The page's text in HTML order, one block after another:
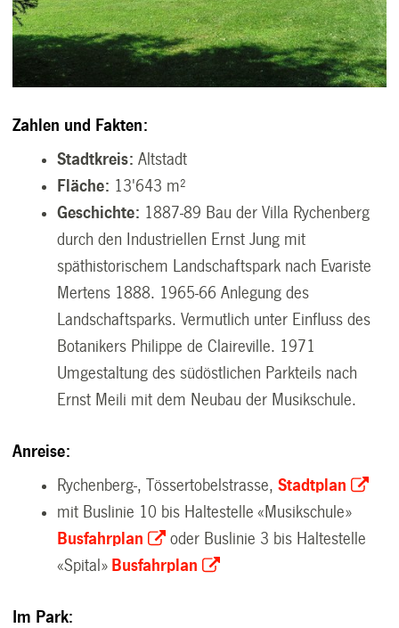
Zahlen und Fakten:
Stadtkreis: Altstadt
Fläche: 13'643 m²
Geschichte: 1887-89 Bau der Villa Rychenberg
durch den Industriellen Ernst Jung mit
späthistorischem Landschaftspark nach Evariste
Mertens 1888. 1965-66 Anlegung des
Landschaftsparks. Vermutlich unter Einfluss des
Botanikers Philippe de Claireville. 1971
Umgestaltung des südöstlichen Parkteils nach
Ernst Meili mit dem Neubau der Musikschule.
Anreise:
Rychenberg-, Tössertobelstrasse,Stadtplan
mit Buslinie 10 bis Haltestelle «Musikschule»
Busfahrplan
oder Buslinie 3 bis Haltestelle
«Spital» Busfahrplan
Im Park: